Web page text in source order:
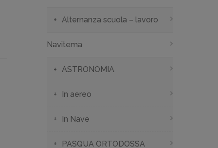
Alternanza scuola – lavoro
Navitema
ASTRONOMIA
In aereo
In Nave
PASQUA ORTODOSSA